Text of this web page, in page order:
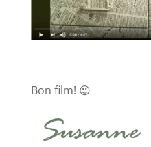
Bon film! 😉